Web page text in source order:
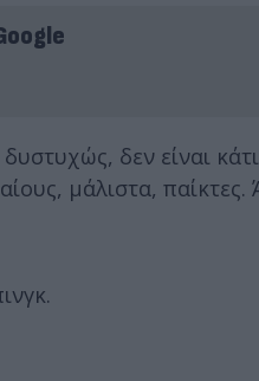
δεν είναι
μάλιστα, παίκτες.